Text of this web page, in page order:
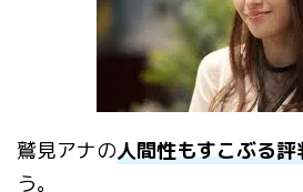
鷲見アナの人間性もすこぶる
う。